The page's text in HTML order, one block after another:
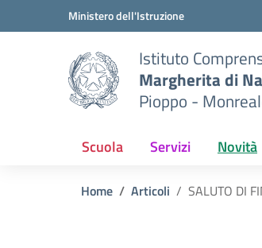
Vai ai contenuti
Vai al menu di navigazione
Ministero dell'Istruzione
Istituto
Margherita di
Pioppo -
Scuola Servizi Novità
Home Articoli SALUTO DI